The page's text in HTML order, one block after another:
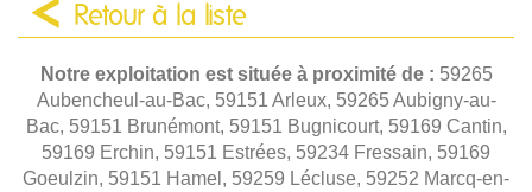
Retour à la liste
Notre exploitation est située à proximité de : 59265
Aubencheul-au-Bac, 59151 Arleux, 59265 Aubigny-au-
Bac, 59151 Brunémont, 59151 Bugnicourt, 59169 Cantin,
59169 Erchin, 59151 Estrées, 59234 Fressain, 59169
Goeulzin, 59151 Hamel, 59259 Lécluse, 59252 Marcq-en-